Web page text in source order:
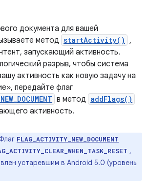
документа для вашей
метод startActivity()
,
запускающий активность.
разрыв, чтобы система
активность как новую задачу на
передайте флаг
в метод addFlags()
активность.
FLAG_ACTIVITY_NEW_DOCUMENT
,
устаревшим в Android 5.0 (уровень